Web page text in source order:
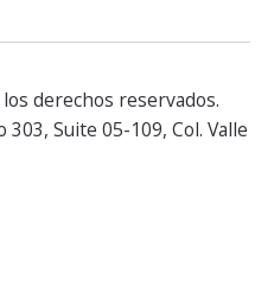
derechos reservados.
Suite 05-109, Col. Valle